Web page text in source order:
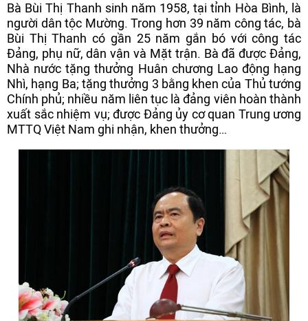
Bà Bùi Thị Thanh sinh năm 1958, tại tỉnh Hòa Bình, là
người dân tộc Mường. Trong hơn 39 năm công tác, bà
Bùi Thị Thanh có gần 25 năm gắn bó với công tác
Đảng, phụ nữ, dân vận và Mặt trận. Bà đã được Đảng,
Nhà nước tặng thưởng Huân chương Lao động hạng
Nhì, hạng Ba; tặng thưởng 3 bằng khen của Thủ tướng
Chính phủ; nhiều năm liên tục là đảng viên hoàn thành
xuất sắc nhiệm vụ; được Đảng ủy cơ quan Trung ương
MTTQ Việt Nam ghi nhận, khen thưởng…